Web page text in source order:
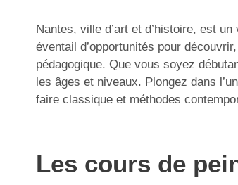
Nantes, ville d’art et d’histoire, est
éventail d’opportunités pour
pédagogique. Que vous soyez
les âges et niveaux. Plongez dans
faire classique et méthodes
Les cours de